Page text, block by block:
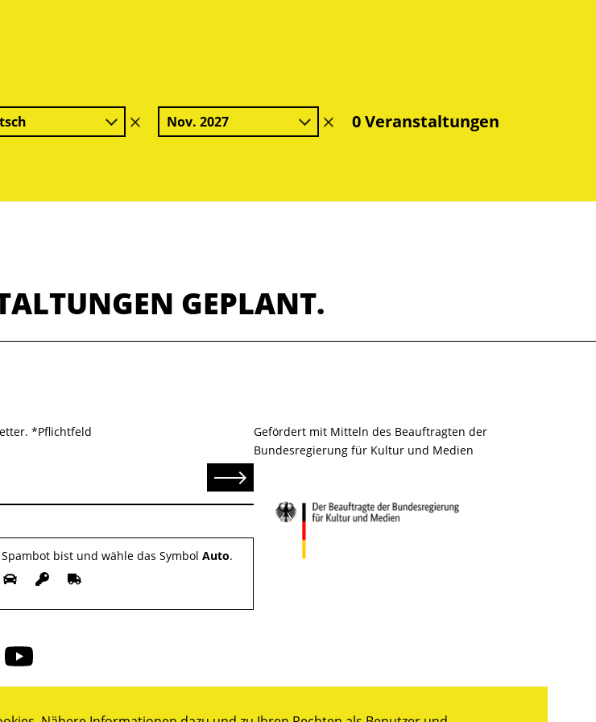
Filter
löschen
Nov. 2027
Filter0 Veranstaltungen
GEPLANT.
*Pflichtfeld
Senden
bist und wähle das Symbol Auto.
Folge
uns
auf
Gefördert mit Mitteln des Beauftragten der
Bundesregierung für Kultur und Medien